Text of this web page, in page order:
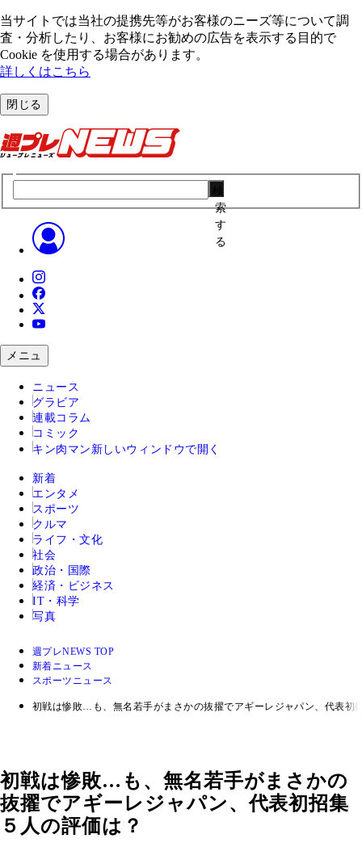
当サイトでは当社の提携先等がお客様のニーズ等について調
査・分析したり、お客様にお勧めの広告を表⽰する⽬的で
Cookie を使⽤する場合があります。
詳しくはこちら
閉じる
索
す
る
メニュ
ニュース
グラビア
連載コラム
コミック
キン肉マン 新しいウィンドウで開く
新着
エンタメ
スポーツ
クルマ
ライフ・文化
社会
政治・国際
経済・ビジネス
IT・科学
写真
週プレNEWS TOP
新着ニュース
スポーツニュース
初戦は惨敗…も、無名若手がまさかの抜擢でアギーレジャパン、代表初
初戦は惨敗…も、無名若手がまさかの
抜擢でアギーレジャパン、代表初招集
５人の評価は？